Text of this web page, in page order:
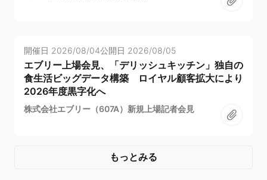
開催日 2026/08/04公開日 2026/08/05
エブリー上場会見、「デリッシュキッチン」独自の
食生活ビッグデータ構築 ロイヤル顧客拡大により
2026年度黒字化へ
株式会社エブリー（607A）新規上場記者会見
もっとみる